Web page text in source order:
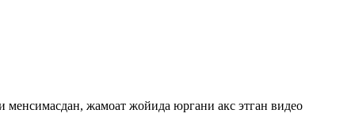
жамоат жойида юргани акс этган видео